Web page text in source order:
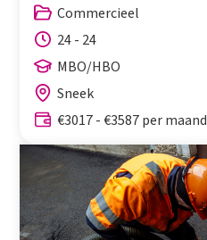
Commercieel
24 - 24
MBO/HBO
Sneek
€3017 - €3587 per maand